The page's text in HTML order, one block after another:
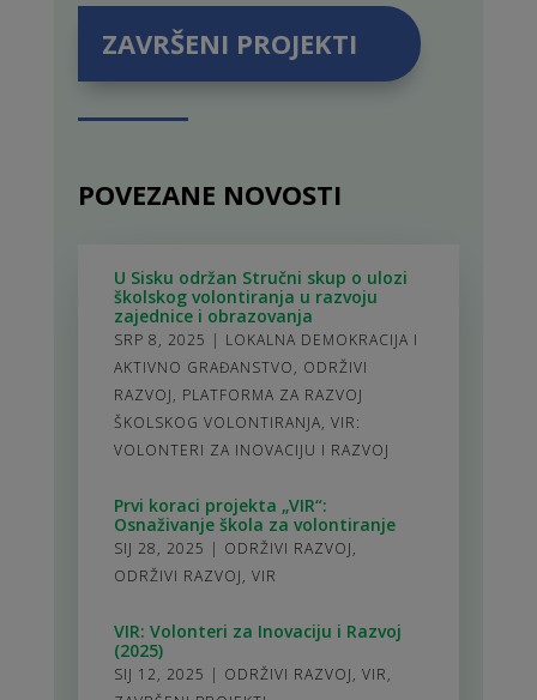
ZAVRŠENI PROJEKTI
POVEZANE NOVOSTI
U Sisku održan Stručni skup o ulozi
školskog volontiranja u razvoju
zajednice i obrazovanja
SRP 8, 2025 | LOKALNA DEMOKRACIJA I
AKTIVNO GRAĐANSTVO, ODRŽIVI
RAZVOJ, PLATFORMA ZA RAZVOJ
ŠKOLSKOG VOLONTIRANJA, VIR:
VOLONTERI ZA INOVACIJU I RAZVOJ
Prvi koraci projekta „VIR“:
Osnaživanje škola za volontiranje
SIJ 28, 2025 | ODRŽIVI RAZVOJ,
ODRŽIVI RAZVOJ, VIR
VIR: Volonteri za Inovaciju i Razvoj
(2025)
SIJ 12, 2025 | ODRŽIVI RAZVOJ, VIR,